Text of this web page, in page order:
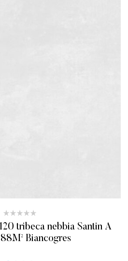
tribeca nebbia Santin A
Biancogres